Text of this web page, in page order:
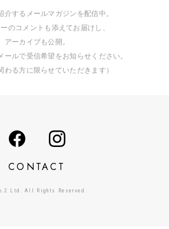
介するメールマガジンを配信中。
のコメントも添えてお届けし、
アーカイブも公開。
ールで受信希望をお知らせください。
わる方に限らせていただきます）
CONTACT
Ltd. All Rights Reserved.